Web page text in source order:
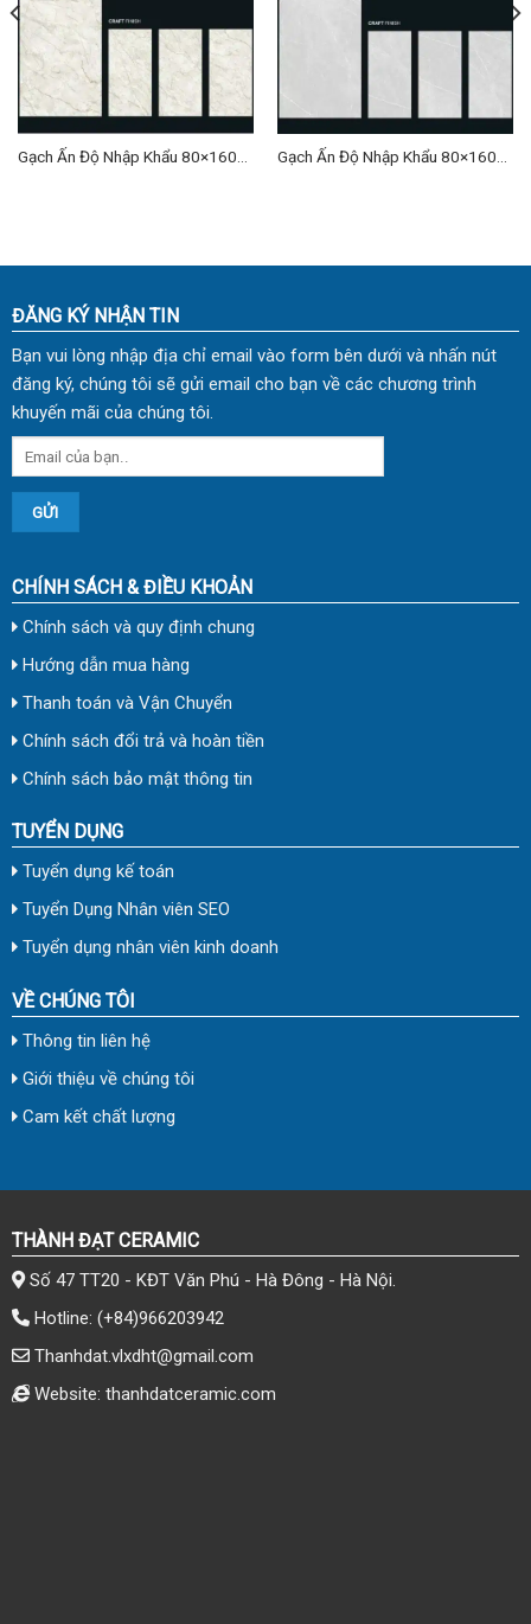
Gạch Ấn Độ Nhập Khẩu 80×160
Gạch Ấn Độ Nhập Khẩu 80×160
ĐĂNG KÝ NHẬN TIN
Bạn vui lòng nhập địa chỉ email vào form bên dưới và nhấn nút
đăng ký, chúng tôi sẽ gửi email cho bạn về các chương trình
khuyến mãi của chúng tôi.
CHÍNH SÁCH & ĐIỀU KHOẢN
Chính sách và quy định chung
Hướng dẫn mua hàng
Thanh toán và Vận Chuyển
Chính sách đổi trả và hoàn tiền
Chính sách bảo mật thông tin
TUYỂN DỤNG
Tuyển dụng kế toán
Tuyển Dụng Nhân viên SEO
Tuyển dụng nhân viên kinh doanh
VỀ CHÚNG TÔI
Thông tin liên hệ
Giới thiệu về chúng tôi
Cam kết chất lượng
THÀNH ĐẠT CERAMIC
Số 47 TT20 - KĐT Văn Phú - Hà Đông - Hà Nội.
Hotline: (+84)966203942
Thanhdat.vlxdht@gmail.com
Website: thanhdatceramic.com